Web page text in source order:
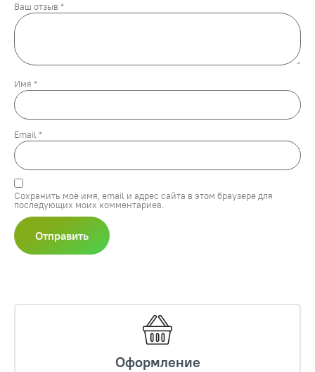
Ваш отзыв *
Имя *
Email *
Сохранить моё имя, email и адрес сайта в этом браузере для
последующих моих комментариев.
Оформление